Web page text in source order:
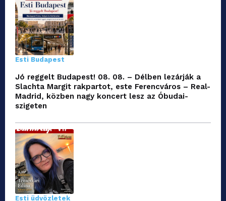
Esti Budapest
Jó reggelt Budapest! 08. 08. – Délben lezárják a
Slachta Margit rakpartot, este Ferencváros – Real-
Madrid, közben nagy koncert lesz az Óbudai-
szigeten
Esti üdvözletek